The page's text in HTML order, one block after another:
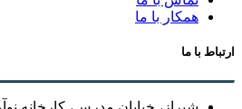
همکار با ما
ارتباط با ما